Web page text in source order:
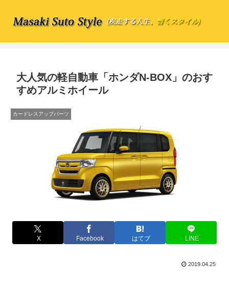
大人気の軽自動車「ホンダN-BOX」のおす
すめアルミホイール
カードレスアップパーツ
X Facebook はてブ LINE
2019.04.25